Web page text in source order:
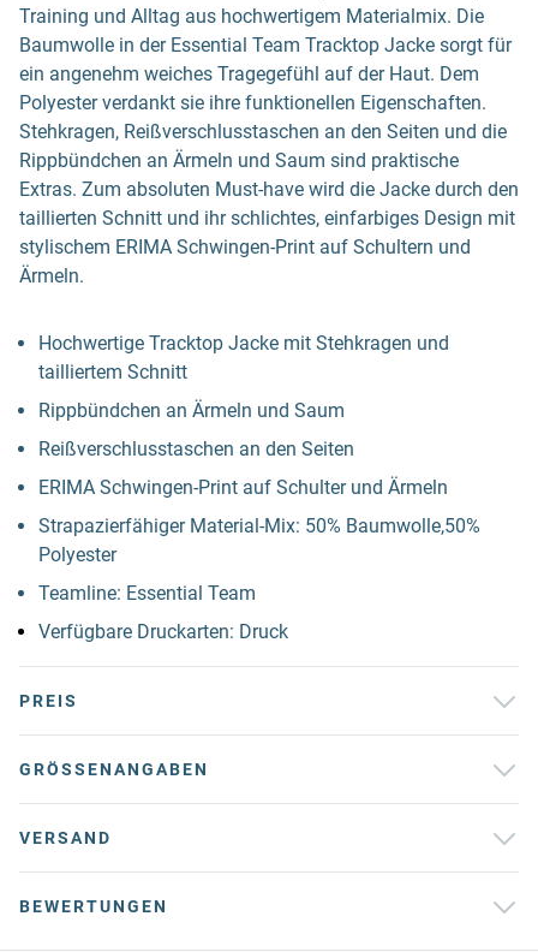
Training und Alltag aus hochwertigem Materialmix. Die
Baumwolle in der Essential Team Tracktop Jacke sorgt für
ein angenehm weiches Tragegefühl auf der Haut. Dem
Polyester verdankt sie ihre funktionellen Eigenschaften.
Stehkragen, Reißverschlusstaschen an den Seiten und die
Rippbündchen an Ärmeln und Saum sind praktische
Extras. Zum absoluten Must-have wird die Jacke durch den
taillierten Schnitt und ihr schlichtes, einfarbiges Design mit
stylischem ERIMA Schwingen-Print auf Schultern und
Ärmeln.
Hochwertige Tracktop Jacke mit Stehkragen und
tailliertem Schnitt
Rippbündchen an Ärmeln und Saum
Reißverschlusstaschen an den Seiten
ERIMA Schwingen-Print auf Schulter und Ärmeln
Strapazierfähiger Material-Mix: 50% Baumwolle,50%
Polyester
Teamline: Essential Team
Verfügbare Druckarten: Druck
PREIS
GRÖSSENANGABEN
VERSAND
BEWERTUNGEN